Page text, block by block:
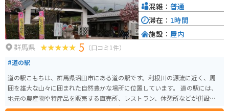
である「中山そば」を味わってみてください。そばの実の甘皮まで挽き込ん
だ、香りが高く風味豊かなそばです。
群馬県 5 （口コミ1件）
#道の駅
道の駅こもちは、群馬県沼田市にある道の駅です。利根川の源流に近く、周
囲を雄大な山々に囲まれた自然豊かな場所に位置しています。 道の駅には、
地元の農産物や特産品を販売する直売所、レストラン、休憩所などが併設さ
れています。特に人気なのは、地元産の新鮮な野菜や果物を使ったソフトク
混雑： 普通
滞在： 1時間
施設： 屋内